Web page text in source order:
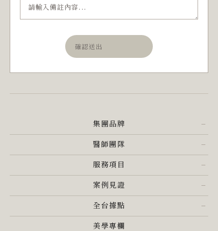
確認送出
集團品牌
醫師團隊
服務項目
案例見證
全台據點
美學專欄